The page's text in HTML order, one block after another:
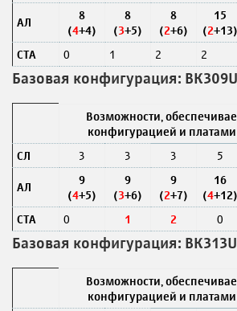
АЛ
8
(4+4)
8
(3+5)
8
(2+6)
15
(2+13)
СТА
0 1 2 2
Базовая конфигурация: ВК309U
Возможности,
конфигурацией и
СЛ
3 3 3 5
АЛ
9
(4+5)
9
(3+6)
9
(2+7)
16
(4+12)
СТА
0 1 2 0
Базовая конфигурация: ВК313U
Возможности,
конфигурацией и